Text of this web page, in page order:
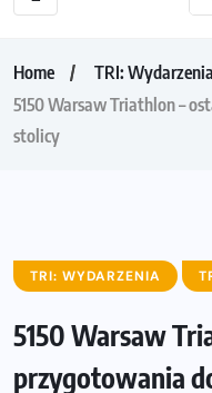
Home
TRI: Wydarzenia
5150 Warsaw Triathlon –
stolicy
TRI: WYDARZENIA
5150 Warsaw
przygotowania